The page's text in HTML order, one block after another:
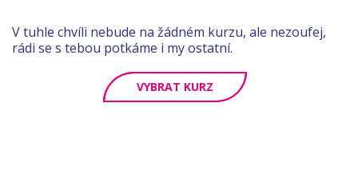
V tuhle chvíli nebude na žádném kurzu, ale nezoufej,
rádi se s tebou potkáme i my ostatní.
VYBRAT KURZ